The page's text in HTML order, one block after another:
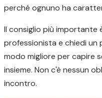
perché ognuno ha
Il consiglio più
professionista e chiedi un
modo migliore per capire
insieme. Non c'è nessun
incontro.